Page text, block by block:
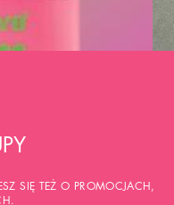
SIĘ TEŻ O PROMOCJACH,